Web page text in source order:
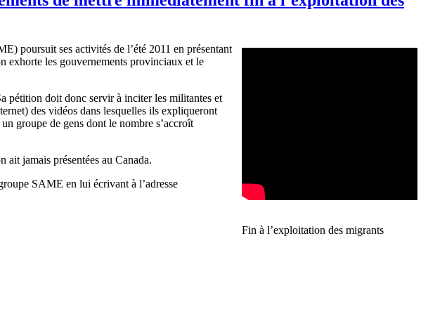
Fin à l’exploitation des migrants
poursuit ses activités de l’été 2011 en présentant
exhorte les gouvernements provinciaux et le
pétition doit donc servir à inciter les militantes et
) des vidéos dans lesquelles ils expliqueront
un groupe de gens dont le nombre s’accroît
ait jamais présentées au Canada.
SAME en lui écrivant à l’adresse